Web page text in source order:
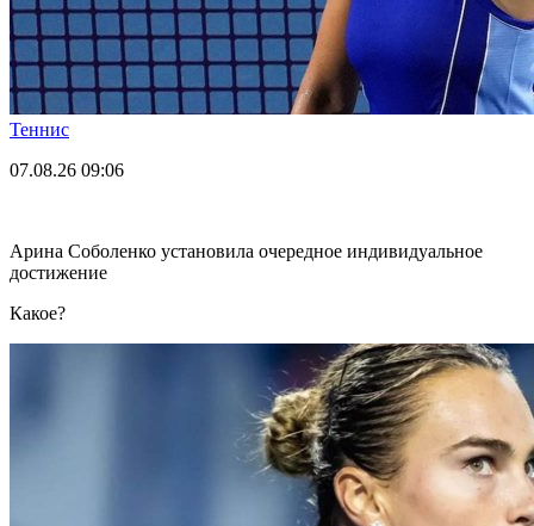
Теннис
07.08.26 09:06
Арина Соболенко установила очередное индивидуальное
достижение
Какое?